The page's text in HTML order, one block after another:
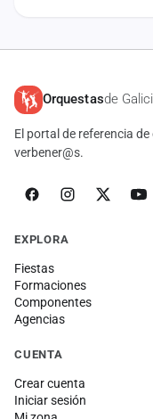
Orquestasde
El portal de referencia
verbener@s.
EXPLORA
Fiestas
Formaciones
Componentes
Agencias
CUENTA
Crear cuenta
Iniciar sesión